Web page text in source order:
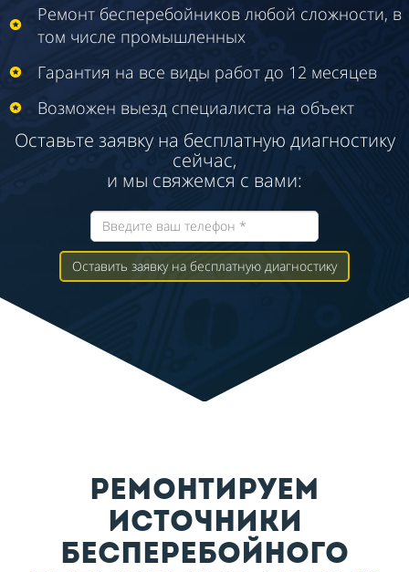
Ремонт бесперебойников любой сложности, в
том числе промышленных
Гарантия на все виды работ до 12 месяцев
Возможен выезд специалиста на объект
Оставьте заявку на бесплатную диагностику
сейчас,
и мы свяжемся с вами:
Оставить заявку на бесплатную диагностику
ремонтируем
источники
бесперебойного